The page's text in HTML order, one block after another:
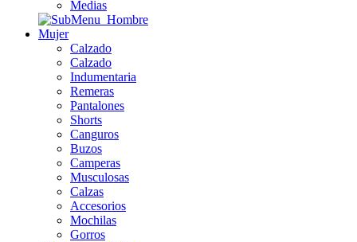
Medias
Mujer
Calzado
Calzado
Indumentaria
Remeras
Pantalones
Shorts
Canguros
Buzos
Camperas
Musculosas
Calzas
Accesorios
Mochilas
Gorros